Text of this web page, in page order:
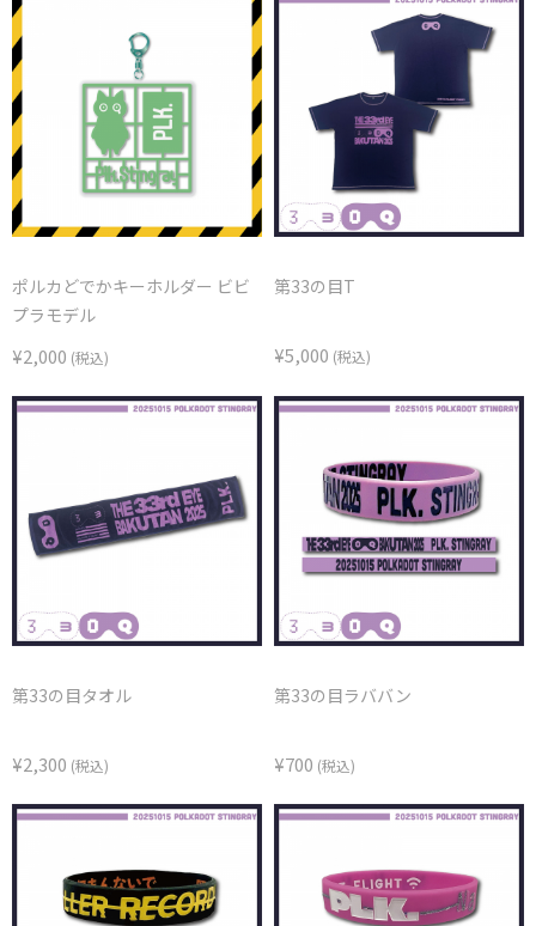
ポルカどでかキーホルダー ビビ
プラモデル
¥2,000 (税込)
第33の目T
¥5,000 (税込)
第33の目タオル
¥2,300 (税込)
第33の目ラババン
¥700 (税込)